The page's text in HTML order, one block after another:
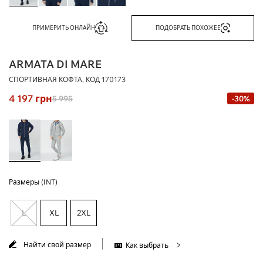
ПРИМЕРИТЬ ОНЛАЙН ПОДОБРАТЬ ПОХОЖЕЕ
ARMATA DI MARE
СПОРТИВНАЯ КОФТА, КОД 170173
4 197 грн5 995 -30%
Размеры (INT)
L XL 2XL
Найти свой размер Как выбрать